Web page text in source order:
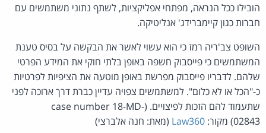
הובילו ככל הנראה, מפתחי אפליקציות, לשתף נתוני משתמשים עם
חברות כגון קיימברידג' אנליטיקה.
השופט צב'ריה רמז כי הוא עשוי לאשר את הבקשה על בסיס טענת
המשתמשים כי פייסבוק חשפה באופן בלתי חוקי את המידע הפרטי
שלהם. לדבריו פייסבוק מפרשת באופן מוטעה את הציפיות לפרטיות
כ-"הכל או לא כלום". למשתמשים צפויה עדיין כברת דרך ארוכה לפני
שתעמוד להם הזכות לפיצויים. (case number 18-MD-
02843) מקור:
Law360 (מאת: חנה אלברצי)